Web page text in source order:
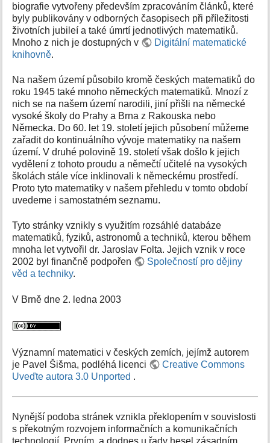
biografie vytvořeny především zpracováním článků, které
byly publikovány v odborných časopisech při příležitosti
životních jubileí a také úmrtí jednotlivých matematiků.
Mnoho z nich je dostupných v
Digitální matematické
knihovně.
Na našem území působilo kromě českých matematiků do
roku 1945 také mnoho německých matematiků. Mnozí z
nich se na našem území narodili, jiní přišli na německé
vysoké školy do Prahy a Brna z Rakouska nebo
Německa. Do 60. let 19. století jejich působení můžeme
zařadit do kontinuálního vývoje matematiky na našem
území. V druhé polovině 19. století však došlo k jejich
vydělení z tohoto proudu a němečtí učitelé na vysokých
školách stále více inklinovali k německému prostředí.
Proto tyto matematiky v našem přehledu v tomto období
uvedeme i samostatném seznamu.
Tyto stránky vznikly s využitím rozsáhlé databáze
matematiků, fyziků, astronomů a techniků, kterou během
mnoha let vytvořil dr. Jaroslav Folta. Jejich vznik v roce
2002 byl finančně podpořen
Společností pro dějiny
věd a techniky.
V Brně dne 2. ledna 2003
Významní matematici v českých zemích, jejímž autorem
je Pavel Šišma, podléhá licenci
Creative Commons
Uveďte autora 3.0 Unported .
Nynější podoba stránek vznikla překlopením v souvislosti
s překotným rozvojem informačních a komunikačních
technologií. Prvním, a dodnes u řady hesel zásadním,